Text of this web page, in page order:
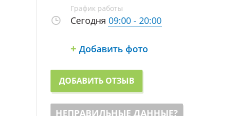
График работы
Сегодня 09:00 - 20:00
+ Добавить фото
ДОБАВИТЬ ОТЗЫВ
НЕПРАВИЛЬНЫЕ ДАННЫЕ?